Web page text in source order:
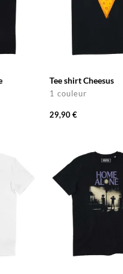
Tee shirt Cheesus
1 couleur
29,90 €